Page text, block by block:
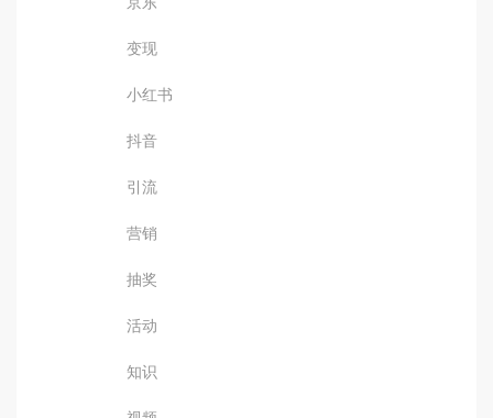
变现
小红书
抖音
引流
营销
抽奖
活动
知识